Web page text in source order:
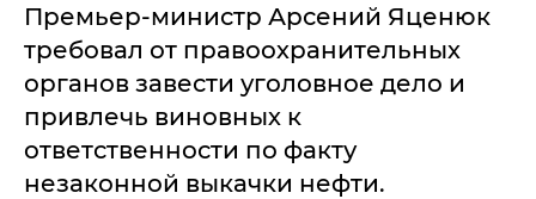
Премьер-министр Арсений Яценюк
требовал от правоохранительных
органов завести уголовное дело и
привлечь виновных к
ответственности по факту
незаконной выкачки нефти.